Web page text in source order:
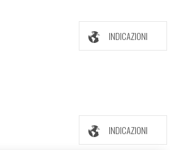
INDICAZIONI
INDICAZIONI